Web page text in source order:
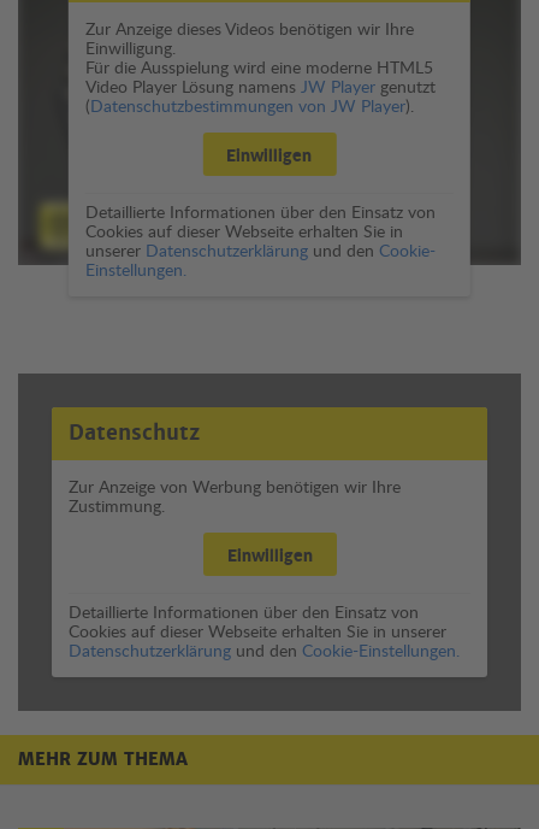
Zur Anzeige dieses Videos benötigen wir Ihre
Einwilligung.
Für die Ausspielung wird eine moderne HTML5
Video Player Lösung namens JW Playergenutzt
(Datenschutzbestimmungen von JW Player).
Einwilligen
Detaillierte Informationen über den Einsatz von
Cookies auf dieser Webseite erhalten Sie in
unserer Datenschutzerklärungund den Cookie-
Einstellungen.
Datenschutz
Zur Anzeige von Werbung benötigen wir Ihre
Zustimmung.
Einwilligen
Detaillierte Informationen über den Einsatz von
Cookies auf dieser Webseite erhalten Sie in unserer
Datenschutzerklärung und den Cookie-Einstellungen.
MEHR ZUM THEMA